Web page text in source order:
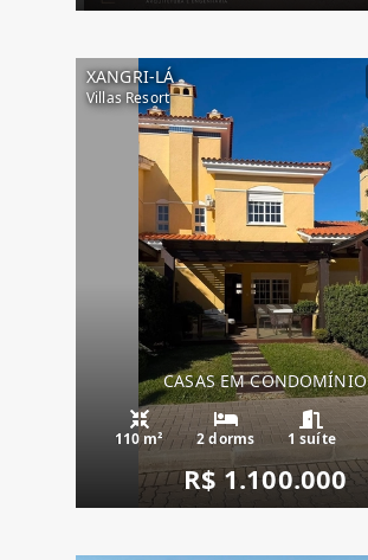
XANGRI-LÁ
Villas Resort
CASAS EM CONDOMÍNIO
110 m² 2 dorms 1 suíte
R$ 1.100.000